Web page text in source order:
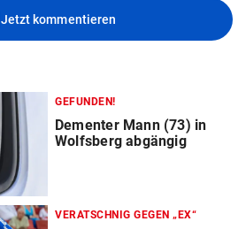
Jetzt kommentieren
GEFUNDEN!
Dementer Mann (73) in
Wolfsberg abgängig
VERATSCHNIG GEGEN „EX“